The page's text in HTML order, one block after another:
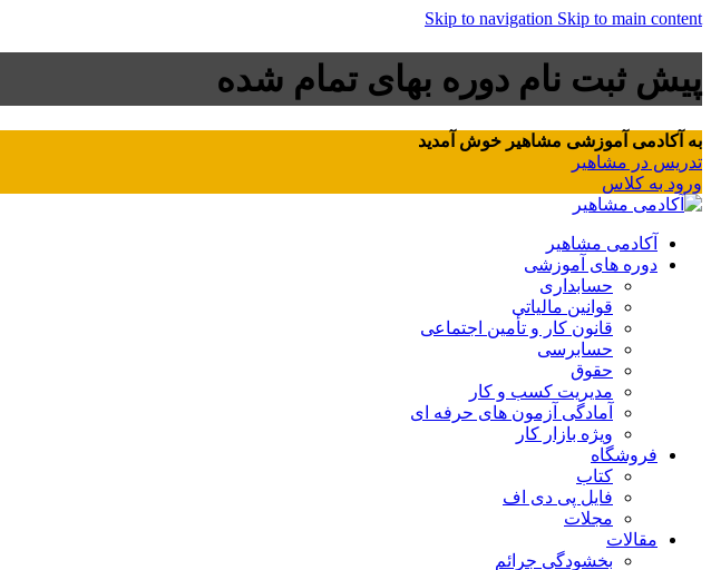
Skip to navigation Skip to main content
پیش ثبت نام دوره بهای تمام شده
به آکادمی آموزشی مشاهیر خوش آمدید
تدریس در مشاهیر
ورود به کلاس
آکادمی مشاهیر
دوره های آموزشی
حسابداری
قوانین مالیاتی
قانون کار و تأمین اجتماعی
حسابرسی
حقوق
مدیریت کسب و کار
آمادگی آزمون های حرفه ای
ویژه بازار کار
فروشگاه
کتاب
فایل پی دی اف
مجلات
مقالات
بخشودگی جرائم